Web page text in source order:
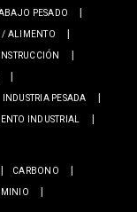
PESADO
/ ALIMENTO
INDUSTRIA PESADA
INDUSTRIAL
CARBONO